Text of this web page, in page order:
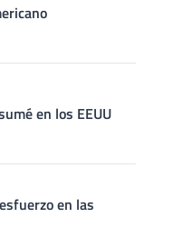
en los EEUU
en las